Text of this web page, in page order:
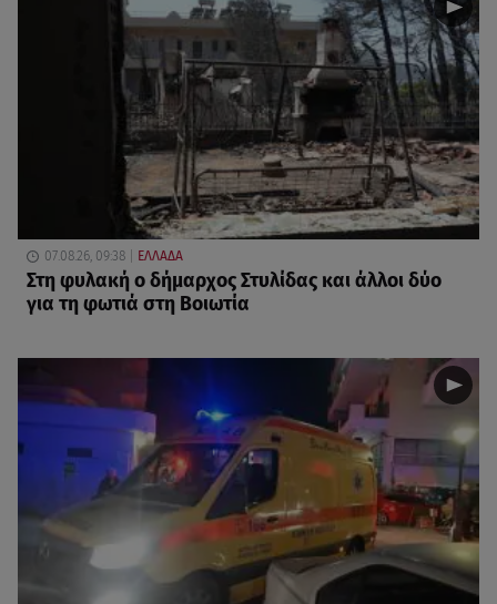
07.08.26, 09:38 ΕΛΛΑΔΑ
Στη φυλακή ο δήμαρχος Στυλίδας και άλλοι δύο
για τη φωτιά στη Βοιωτία